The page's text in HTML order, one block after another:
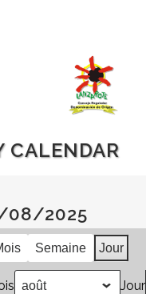
CALENDAR
08/2025
Semaine Jour
Jour